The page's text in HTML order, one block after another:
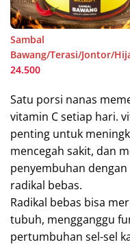
Sambal
Bawang/Terasi/Jontor/
24.500
Satu porsi nanas
vitamin C setiap hari.
penting untuk
mencegah sakit, dan
penyembuhan
radikal bebas.
Radikal bebas bisa
tubuh, mengganggu
pertumbuhan sel-sel